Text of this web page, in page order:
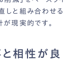
しと組み合わせる
現実的です。
相性が良